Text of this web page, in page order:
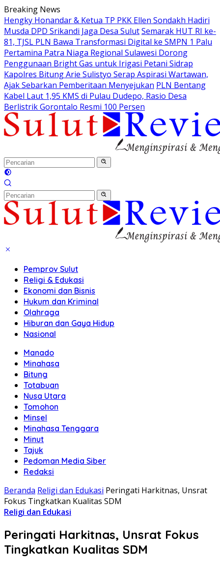
Langsung
ke
konten
Breaking News
Hengky Honandar & Ketua TP PKK Ellen Sondakh Hadiri
Musda DPD Srikandi Jaga Desa SulutSemarak HUT RI ke-
81, TJSL PLN Bawa Transformasi Digital ke SMPN 1 Palu
Pertamina Patra Niaga Regional Sulawesi Dorong
Penggunaan Bright Gas untuk Irigasi Petani Sidrap
Kapolres Bitung Arie Sulistyo Serap Aspirasi Wartawan,
Ajak Sebarkan Pemberitaan Menyejukan PLN Bentang
Kabel Laut 1,95 KMS di Pulau Dudepo, Rasio Desa
Berlistrik Gorontalo Resmi 100 Persen
Pemprov Sulut
Religi & Edukasi
Ekonomi dan Bisnis
Hukum dan Kriminal
Olahraga
Hiburan dan Gaya Hidup
Nasional
Manado
Minahasa
Bitung
Totabuan
Nusa Utara
Tomohon
Minsel
Minahasa Tenggara
Minut
Tajuk
Pedoman Media Siber
Redaksi
Beranda Religi dan Edukasi Peringati Harkitnas, Unsrat
Fokus Tingkatkan Kualitas SDM
Religi dan Edukasi
Peringati Harkitnas, Unsrat Fokus
Tingkatkan Kualitas SDM